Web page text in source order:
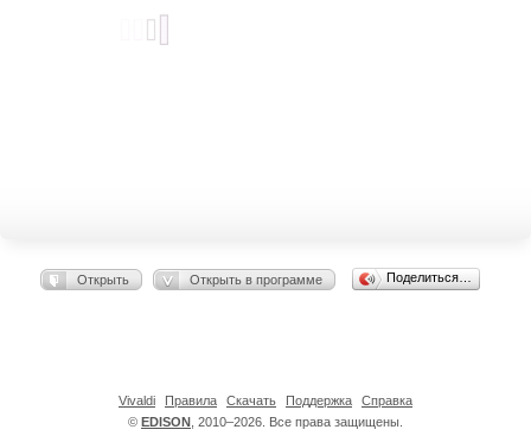
Открыть Открыть в программе Поделиться…
© EDISON , 2010–2026. Все права защищены.
Vivaldi Правила Скачать Поддержка Справка